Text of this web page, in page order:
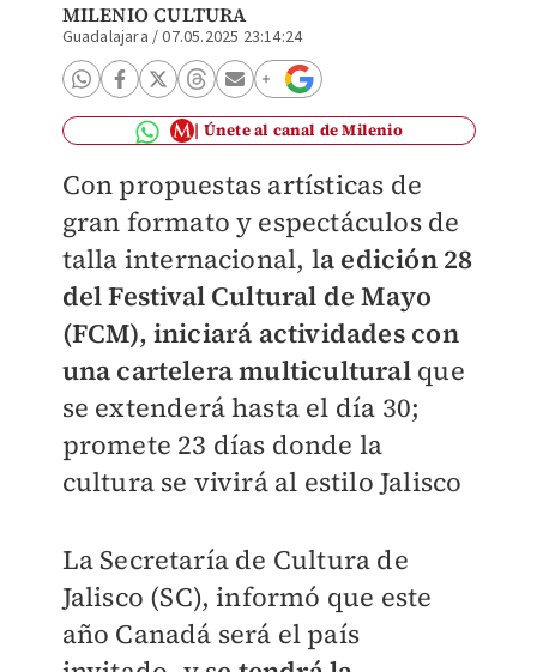
MILENIO CULTURA
Guadalajara /07.05.2025 23:14:24
Únete al canal de Milenio
Con propuestas artísticas de
gran formato y espectáculos de
talla internacional, la edición 28
del Festival Cultural de Mayo
(FCM), iniciará actividades con
una cartelera multicultural que
se extenderá hasta el día 30;
promete 23 días donde la
cultura se vivirá al estilo Jalisco
La Secretaría de Cultura de
Jalisco (SC), informó que este
año Canadá será el país